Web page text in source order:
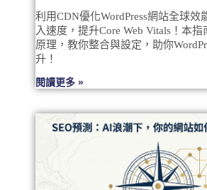
利用CDN優化WordPress網站全球效
入速度，提升Core Web Vitals！本
原理，教你整合與設定，助你
升！
閱讀更多 »